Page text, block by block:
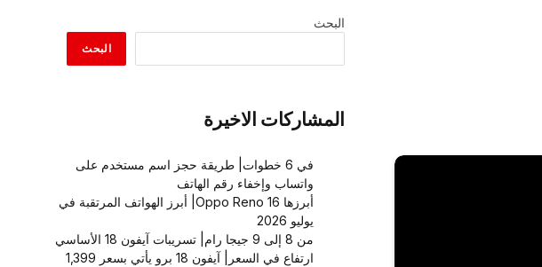
البحث
البحث
المشاركات الاخيرة
في 6 خطوات| طريقة حجز اسم مستخدم على
واتساب وإخفاء رقم الهاتف
أبرزها Oppo Reno 16| أبرز الهواتف المرتقبة في
يوليو 2026
من 8 إلى 9 جيجا رام| تسريبات آيفون 18 الأساسي
ارتفاع في السعر| آيفون 18 برو يأتي بسعر 1,399